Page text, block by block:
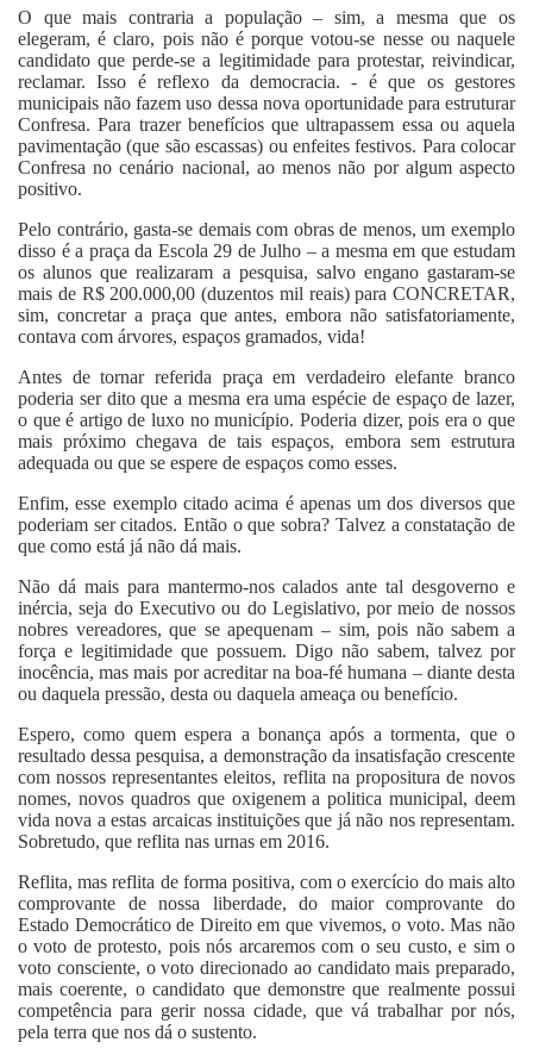
O que mais contraria a população – sim, a mesma que os
elegeram, é claro, pois não é porque votou-se nesse ou naquele
candidato que perde-se a legitimidade para protestar, reivindicar,
reclamar. Isso é reflexo da democracia. - é que os gestores
municipais não fazem uso dessa nova oportunidade para estruturar
Confresa. Para trazer benefícios que ultrapassem essa ou aquela
pavimentação (que são escassas) ou enfeites festivos. Para colocar
Confresa no cenário nacional, ao menos não por algum aspecto
positivo.
Pelo contrário, gasta-se demais com obras de menos, um exemplo
disso é a praça da Escola 29 de Julho – a mesma em que estudam
os alunos que realizaram a pesquisa, salvo engano gastaram-se
mais de R$ 200.000,00 (duzentos mil reais) para CONCRETAR,
sim, concretar a praça que antes, embora não satisfatoriamente,
contava com árvores, espaços gramados, vida!
Antes de tornar referida praça em verdadeiro elefante branco
poderia ser dito que a mesma era uma espécie de espaço de lazer,
o que é artigo de luxo no município. Poderia dizer, pois era o que
mais próximo chegava de tais espaços, embora sem estrutura
adequada ou que se espere de espaços como esses.
Enfim, esse exemplo citado acima é apenas um dos diversos que
poderiam ser citados. Então o que sobra? Talvez a constatação de
que como está já não dá mais.
Não dá mais para mantermo-nos calados ante tal desgoverno e
inércia, seja do Executivo ou do Legislativo, por meio de nossos
nobres vereadores, que se apequenam – sim, pois não sabem a
força e legitimidade que possuem. Digo não sabem, talvez por
inocência, mas mais por acreditar na boa-fé humana – diante desta
ou daquela pressão, desta ou daquela ameaça ou benefício.
Espero, como quem espera a bonança após a tormenta, que o
resultado dessa pesquisa, a demonstração da insatisfação crescente
com nossos representantes eleitos, reflita na propositura de novos
nomes, novos quadros que oxigenem a politica municipal, deem
vida nova a estas arcaicas instituições que já não nos representam.
Sobretudo, que reflita nas urnas em 2016.
Reflita, mas reflita de forma positiva, com o exercício do mais alto
comprovante de nossa liberdade, do maior comprovante do
Estado Democrático de Direito em que vivemos, o voto. Mas não
o voto de protesto, pois nós arcaremos com o seu custo, e sim o
voto consciente, o voto direcionado ao candidato mais preparado,
mais coerente, o candidato que demonstre que realmente possui
competência para gerir nossa cidade, que vá trabalhar por nós,
pela terra que nos dá o sustento.